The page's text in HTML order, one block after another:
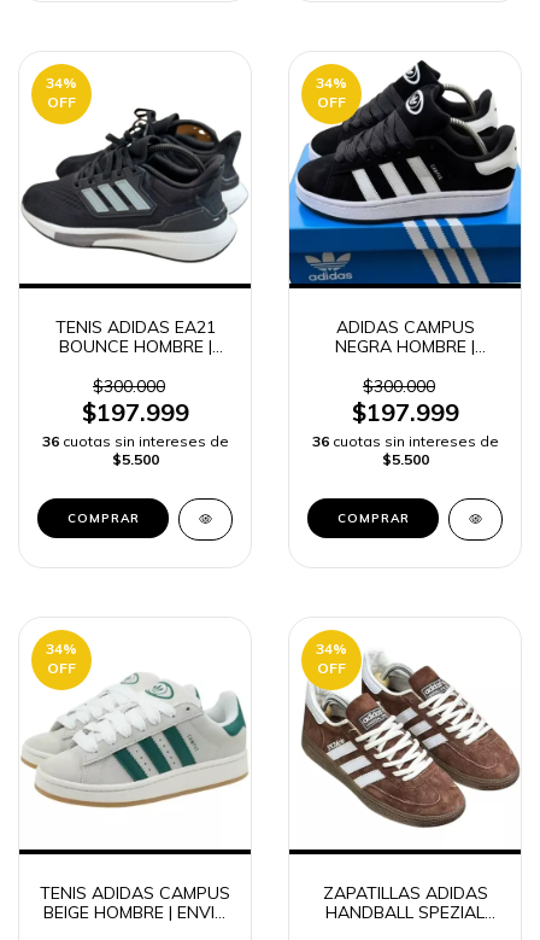
34%
OFF
TENIS ADIDAS EA21
BOUNCE HOMBRE |
$300.000
$197.999
36 cuotas sin intereses de
$5.500
COMPRAR
34%
OFF
ADIDAS CAMPUS
NEGRA HOMBRE |
$300.000
$197.999
36 cuotas sin intereses de
$5.500
COMPRAR
34%
OFF
TENIS ADIDAS CAMPUS
BEIGE HOMBRE | ENVIO
34%
OFF
ZAPATILLAS ADIDAS
HANDBALL SPEZIAL